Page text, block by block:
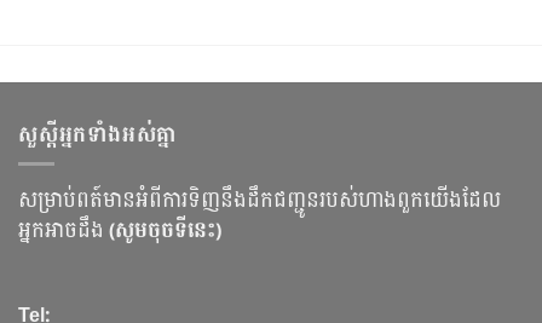
សួស្ដីអ្នកទាំងអស់គ្នា
សម្រាប់ពត៍មានអំពីការទិញនឹងដឹកជញ្ជូនរបស់ហាងពួកយើងដែល
អ្នកអាចដឹង (សូមចុចទីនេះ)
Tel: